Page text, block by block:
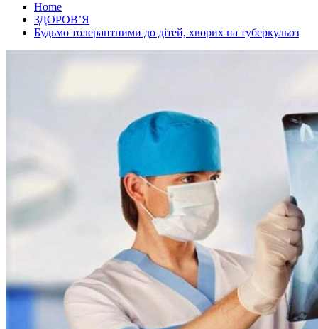
Home
ЗДОРОВ’Я
Будьмо толерантними до дітей, хворих на туберкульоз